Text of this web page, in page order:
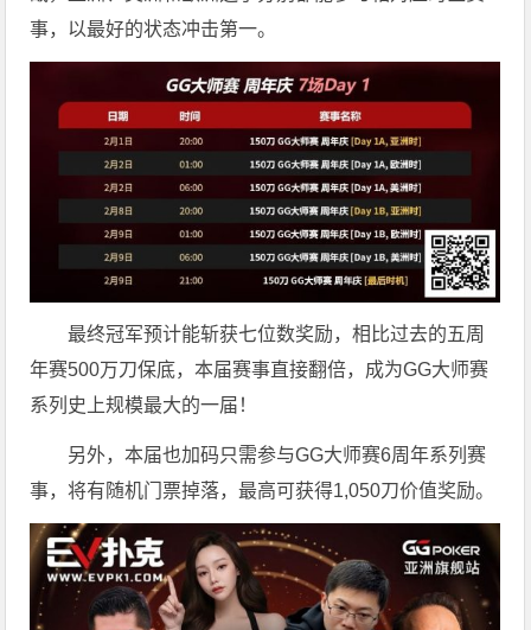
事，以最好的状态冲击第一。
最终冠军预计能斩获七位数奖励，相比过去的五周
年赛500万刀保底，本届赛事直接翻倍，成为GG大师赛
系列史上规模最大的一届！
另外，本届也加码只需参与GG大师赛6周年系列赛
事，将有随机门票掉落，最高可获得1,050刀价值奖励。